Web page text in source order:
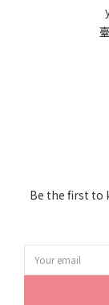
Be the first to